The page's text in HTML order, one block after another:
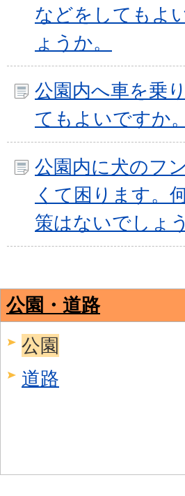
などをしてもよ
ょうか。
公園内へ車を乗
てもよいですか。
公園内に犬のフ
くて困ります。
策はないでしょ
公園・道路
公園
道路